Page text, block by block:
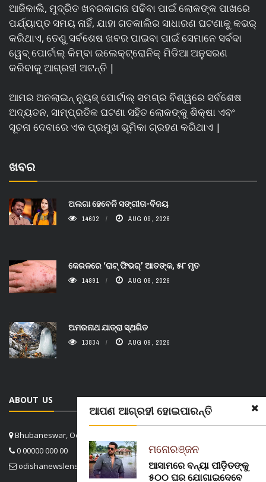
ଆପଣ ଆଗ୍ରହୀ ହୋଇପାରନ୍ତି
ମନୋରଞ୍ଜନ
ଆସାମରେ ବନ୍ୟା ପୀଡ଼ିତଙ୍କୁ
୫୦୦ ଘର ଯୋଗାଇଦେବେ
ଆଜିକାଲି, ମୁଦ୍ରିତ ଖବରକାଗଜ ପଢିବା ପାଇଁ ଲୋକଙ୍କ ପାଖରେ
ପର୍ଯ୍ୟାପ୍ତ ସମୟ ନାହିଁ, ଯାହା ଗତକାଲିର ସାଧାରଣ ଘଟଣାକୁ କଭର୍
କରିଥାଏ, ତେଣୁ ସର୍ବଶେଷ ଖବର ପାଇବା ପାଇଁ ସେମାନେ ସର୍ବଦା
ୱେବ୍ ପୋର୍ଟାଲ୍ କିମ୍ବା ଇଲେକ୍ଟ୍ରୋନିକ୍ ମିଡିଆ ଅନୁସରଣ
କରିବାକୁ ଆଗ୍ରହୀ ଅଟନ୍ତି |
ଆମର ଅନଲାଇନ୍ ନ୍ୟୁଜ୍ ପୋର୍ଟାଲ୍ ସମଗ୍ର ବିଶ୍ୱରେ ସର୍ବଶେଷ
ଅଦ୍ୟତନ, ସାମ୍ପ୍ରତିକ ଘଟଣା ସହିତ ଲୋକଙ୍କୁ ଶିକ୍ଷା ଏବଂ
ସୂଚନା ଦେବାରେ ଏକ ପ୍ରମୁଖ ଭୂମିକା ଗ୍ରହଣ କରିଥାଏ |
ଖବର
ଅଲଗା ହେବେନି ସଙ୍ଗୀତା-ବିଜୟ
14602 AUG 09, 2026
କେରଳରେ ‘ରାଟ୍ ଫିଭର୍’ ଆତଙ୍କ, ୫୮ ମୃତ
14891 AUG 08, 2026
ଅମରନାଥ ଯାତ୍ରା ସ୍ଥଗିତ
13834 AUG 09, 2026
ABOUT US
Bhubaneswar, Odisha, India
0 00000 000 00
odishanewslens@gmail.com